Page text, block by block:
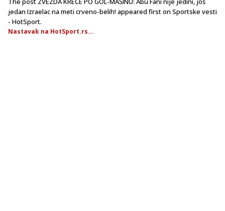
jedan Izraelac na meti crveno-belih! appeared first on Sportske vesti
- HotSport.
Nastavak na HotSport.rs...